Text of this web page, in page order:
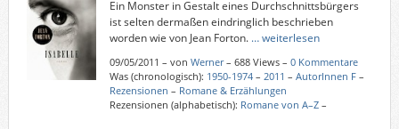
Ein Monster in Gestalt eines Durchschnittsbürgers
ist selten dermaßen eindringlich beschrieben
worden wie von Jean Forton. … weiterlesen
09/05/2011 – von Werner– 688 Views – 0 Kommentare
Was (chronologisch): 1950-1974– 2011 – AutorInnen F–
Rezensionen – Romane & Erzählungen
Rezensionen (alphabetisch): Romane von A–Z–